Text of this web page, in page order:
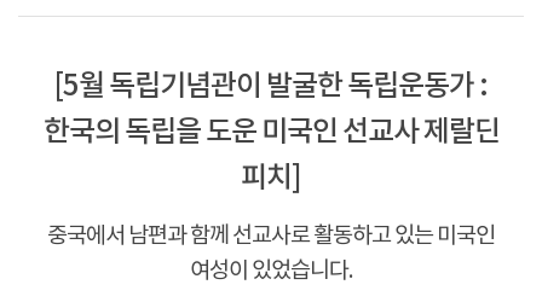
[5월 독립기념관이 발굴한 독립운동가 :
한국의 독립을 도운 미국인 선교사 제랄딘
피치]
중국에서 남편과 함께 선교사로 활동하고 있는 미국인
여성이 있었습니다.